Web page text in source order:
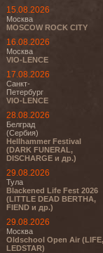
15.08.2026
Москва
MOSCOW ROCK CITY
16.08.2026
Москва
VIO-LENCE
17.08.2026
Санкт-
Петербург
VIO-LENCE
28.08.2026
Белград
(Сербия)
Hellhammer Festival
(DARK FUNERAL,
DISCHARGE и др.)
29.08.2026
Тула
Blackened Life Fest 2026
(LITTLE DEAD BERTHA,
FIEND и др.)
29.08.2026
Москва
Oldschool Open Air (LIFE,
LEDSTAR)